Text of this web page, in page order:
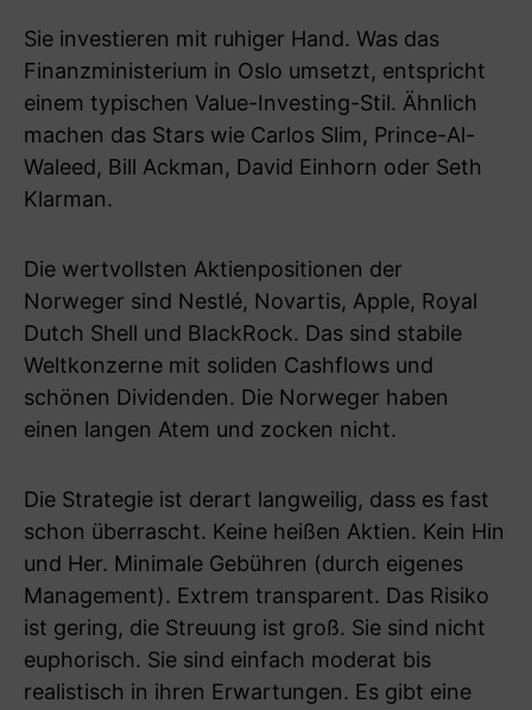
Sie investieren mit ruhiger Hand. Was das
Finanzministerium in Oslo umsetzt, entspricht
einem typischen Value-Investing-Stil. Ähnlich
machen das Stars wie Carlos Slim, Prince-Al-
Waleed, Bill Ackman, David Einhorn oder Seth
Klarman.
Die wertvollsten Aktienpositionen der
Norweger sind Nestlé, Novartis, Apple, Royal
Dutch Shell und BlackRock. Das sind stabile
Weltkonzerne mit soliden Cashflows und
schönen Dividenden. Die Norweger haben
einen langen Atem und zocken nicht.
Die Strategie ist derart langweilig, dass es fast
schon überrascht. Keine heißen Aktien. Kein Hin
und Her. Minimale Gebühren (durch eigenes
Management). Extrem transparent. Das Risiko
ist gering, die Streuung ist groß. Sie sind nicht
euphorisch. Sie sind einfach moderat bis
realistisch in ihren Erwartungen. Es gibt eine